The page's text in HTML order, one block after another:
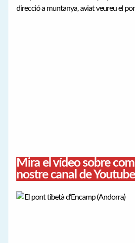
direcció a muntanya, aviat veureu el
Mira el vídeo sobre
nostre canal de